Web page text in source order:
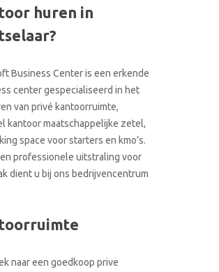
CONTACT
huren in
Business Center is een erkende
center gespecialiseerd in het
van privé kantoorruimte,
kantoor maatschappelijke zetel,
space voor starters en kmo’s.
professionele uitstraling voor
dient u bij ons bedrijvencentrum
naar een goedkoop prive